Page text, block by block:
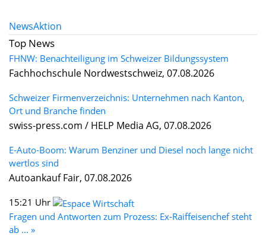
NewsAktion
Top News
FHNW: Benachteiligung im Schweizer Bildungssystem
Fachhochschule Nordwestschweiz, 07.08.2026
Schweizer Firmenverzeichnis: Unternehmen nach Kanton,
Ort und Branche finden
swiss-press.com / HELP Media AG, 07.08.2026
E-Auto-Boom: Warum Benziner und Diesel noch lange nicht
wertlos sind
Autoankauf Fair, 07.08.2026
15:21 Uhr
Fragen und Antworten zum Prozess: Ex-Raiffeisenchef steht
ab ... »